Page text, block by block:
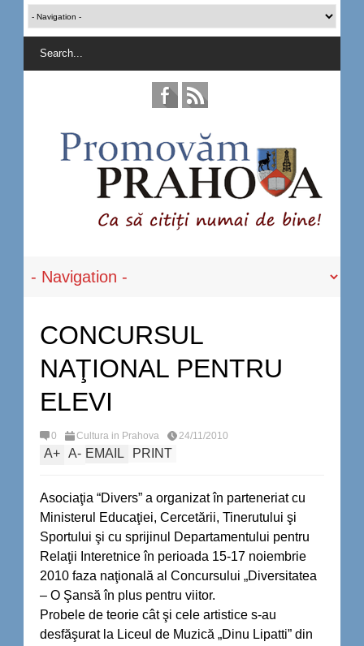
CONCURSUL
NAŢIONAL PENTRU
ELEVI
0 Cultura in Prahova 24/11/2010
A+ A- EMAIL PRINT
Asociaţia “Divers” a organizat în parteneriat cu
Ministerul Educaţiei, Cercetării, Tinerutului şi
Sportului şi cu sprijinul Departamentului pentru
Relaţii Interetnice în perioada 15-17 noiembrie
2010 faza naţională al Concursului „Diversitatea
– O Şansă în plus pentru viitor.
Probele de teorie cât şi cele artistice s-au
desfăşurat la Liceul de Muzică „Dinu Lipatti” din